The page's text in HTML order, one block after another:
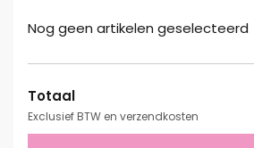
Nog geen artikelen geselecteerd
Totaal
Exclusief BTW en verzendkosten